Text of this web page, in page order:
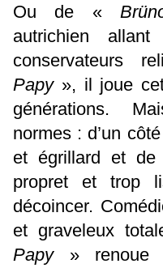
Ou de «
autrichien
conservateurs
Papy», il joue
générations.
normes : d’un
et égrillard et de
propret et trop
décoincer.
et graveleux
Papy» renoue